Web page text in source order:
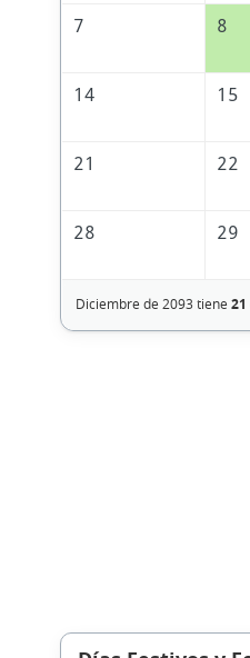
7 8
14 15
21 22
28 29
Diciembre de 2093 tiene